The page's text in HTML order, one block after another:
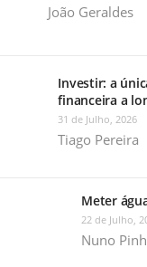
João Geraldes
Investir: a
financeira a
31 de Julho, 2026
Tiago Pereira
Meter
22 de Julho,
Nuno